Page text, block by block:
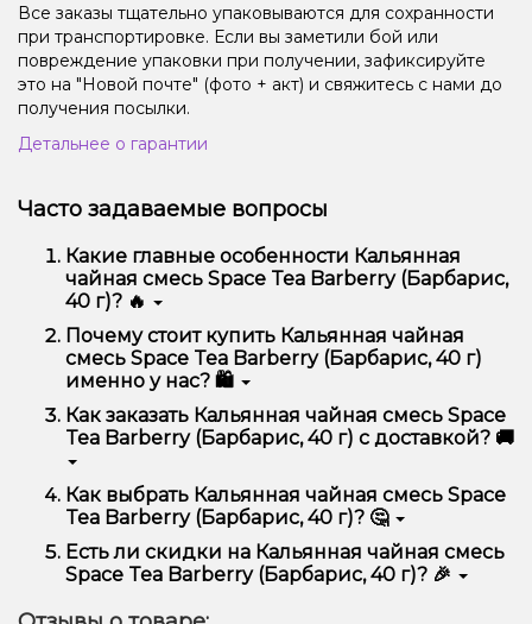
Все заказы тщательно упаковываются для сохранности
при транспортировке. Если вы заметили бой или
повреждение упаковки при получении, зафиксируйте
это на "Новой почте" (фото + акт) и свяжитесь с нами до
получения посылки.
Детальнее о гарантии
Часто задаваемые вопросы
Какие главные особенности Кальянная
чайная смесь Space Tea Barberry (Барбарис,
40 г)? 🔥
Кальянная чайная смесь Space Tea Barberry
(Барбарис, 40 г) отличается высоким качеством,
удобством использования и надежностью.
Почему стоит купить Кальянная чайная
смесь Space Tea Barberry (Барбарис, 40 г)
именно у нас? 🛍️
Мы предлагаем только оригинальную продукцию,
широкий ассортимент, выгодные цены и быструю
доставку. Кроме того, у нас регулярные акции и
скидки для клиентов!
Как заказать Кальянная чайная смесь Space
Tea Barberry (Барбарис, 40 г) с доставкой? 🚚
Оформить заказ можно в несколько кликов:
Добавьте Кальянная чайная смесь Space Tea
Barberry (Барбарис, 40 г) в корзину.
Перейдите к оформлению заказа.
доставки.
Как выбрать Кальянная чайная смесь Space
Tea Barberry (Барбарис, 40 г)? 🤔
Выбор зависит от ваших предпочтений – например,
если это кальян, учитывайте размер, материал и тип
чаши, если вейп – мощность и вкус. Наши
Есть ли скидки на Кальянная чайная смесь
Space Tea Barberry (Барбарис, 40 г)? 🎉